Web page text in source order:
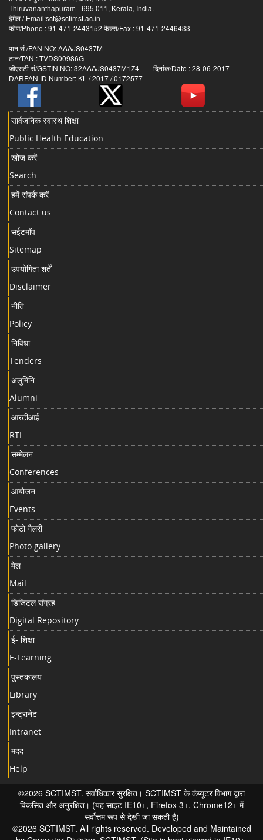
Thiruvananthapuram - 695 011, Kerala, India.
ईमेल / Email:sct@sctimst.ac.in
फोण/Phone : 91-471-2443152 फैक्स/Fax : 91-471-2446433
पान सं /PAN NO: AAAJS0437M
टान/TAN : TVDS00986G
जीएसटी सं/GSTIN NO: 32AAAJS0437M1Z4 दिनांक/Date : 28-06-2017
DARPAN ID Number: KL / 2017 / 0172577
सार्वजनिक स्वास्थ शिक्षा
Public Health Education
खोज करें
Search
हमें संपर्क करें
Contact us
सईटमॉप
Sitemap
उपयोगिता शर्तें
Disclaimer
नीति
Policy
निविधा
Tenders
अलुमिनि
Alumni
आरटीआई
RTI
सम्मेलन
Conferences
आयोजन
Events
फोटो गैलरी
Photo gallery
मेल
Mail
डिजिटल संग्रह
Digital Repository
ई- शिक्षा
E-Learning
पुस्तकालय
Library
इन्ट्रानेट
Intranet
मदद
Help
©2026 SCTIMST. सर्वाधिकार सुरक्षित। SCTIMST के कंप्यूटर विभाग द्वारा
विकसित और अनुरक्षित। (यह साइट IE10+, Firefox 3+, Chrome12+ में
सर्वोत्तम रूप से देखी जा सकती है)
©2026 SCTIMST. All rights reserved. Developed and Maintained